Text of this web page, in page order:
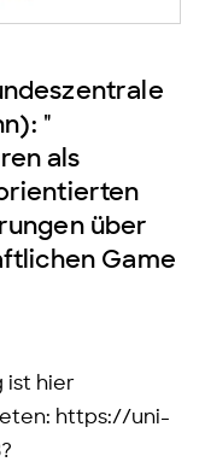
"
als
über
Game
ist hier
https://uni-